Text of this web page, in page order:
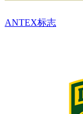
ANTEX标志